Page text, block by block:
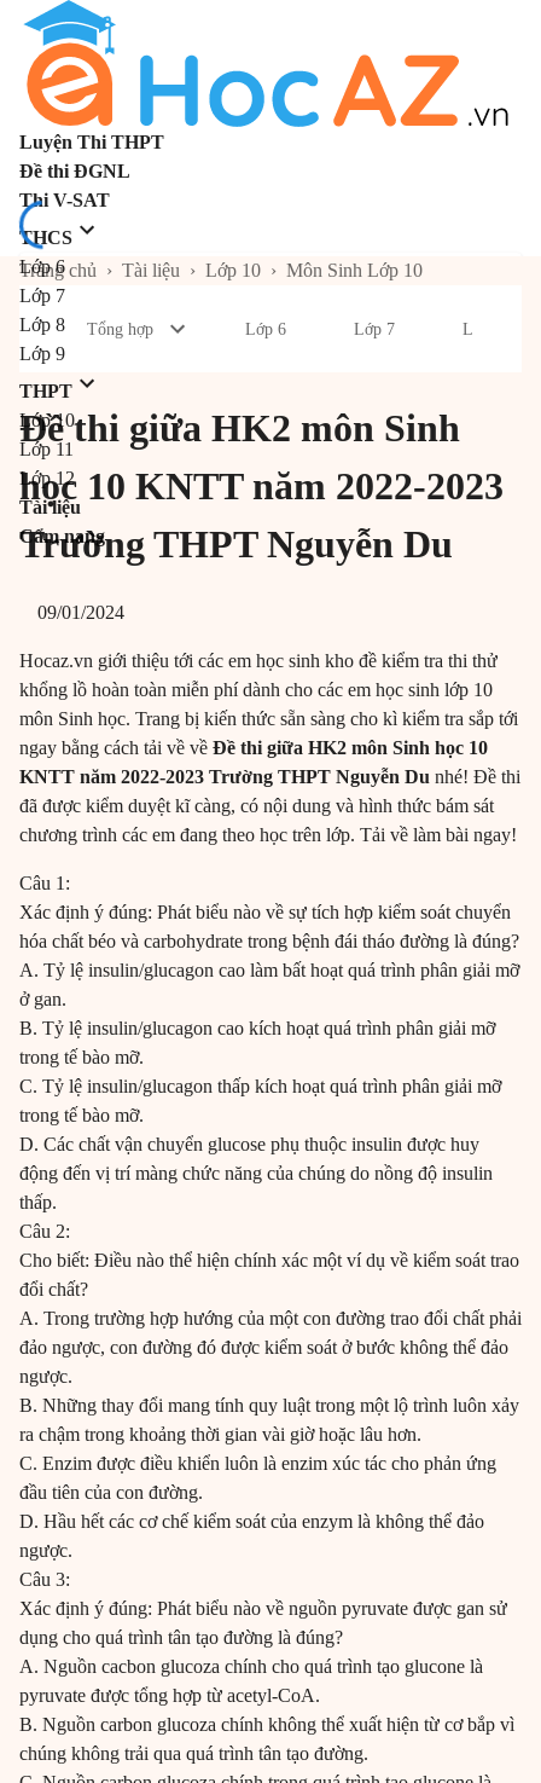
Luyện Thi THPT
Đề thi ĐGNL
Thi V-SAT
THCS
Lớp 6
Lớp 7
Lớp 8
Lớp 9
THPT
Lớp 10
Lớp 11
Lớp 12
Tài liệu
Cẩm nang
Trang chủ › Tài liệu › Lớp 10 › Môn Sinh Lớp 10
Tổng hợp Lớp 6 Lớp 7 Lớp 8
Đề thi giữa HK2 môn Sinh
học 10 KNTT năm 2022-2023
Trường THPT Nguyễn Du
09/01/2024
Hocaz.vn giới thiệu tới các em học sinh kho đề kiểm tra thi thử
khổng lồ hoàn toàn miễn phí dành cho các em học sinh lớp 10
môn Sinh học. Trang bị kiến thức sẵn sàng cho kì kiểm tra sắp tới
ngay bằng cách tải về về Đề thi giữa HK2 môn Sinh học 10
KNTT năm 2022-2023 Trường THPT Nguyễn Du nhé! Đề thi
đã được kiểm duyệt kĩ càng, có nội dung và hình thức bám sát
chương trình các em đang theo học trên lớp. Tải về làm bài ngay!
Câu 1:
Xác định ý đúng: Phát biểu nào về sự tích hợp kiểm soát chuyển
hóa chất béo và carbohydrate trong bệnh đái tháo đường là đúng?
A. Tỷ lệ insulin/glucagon cao làm bất hoạt quá trình phân giải mỡ
ở gan.
B. Tỷ lệ insulin/glucagon cao kích hoạt quá trình phân giải mỡ
trong tế bào mỡ.
C. Tỷ lệ insulin/glucagon thấp kích hoạt quá trình phân giải mỡ
trong tế bào mỡ.
D. Các chất vận chuyển glucose phụ thuộc insulin được huy
động đến vị trí màng chức năng của chúng do nồng độ insulin
thấp.
Câu 2:
Cho biết: Điều nào thể hiện chính xác một ví dụ về kiểm soát trao
đổi chất?
A. Trong trường hợp hướng của một con đường trao đổi chất phải
đảo ngược, con đường đó được kiểm soát ở bước không thể đảo
ngược.
B. Những thay đổi mang tính quy luật trong một lộ trình luôn xảy
ra chậm trong khoảng thời gian vài giờ hoặc lâu hơn.
C. Enzim được điều khiển luôn là enzim xúc tác cho phản ứng
đầu tiên của con đường.
D. Hầu hết các cơ chế kiểm soát của enzym là không thể đảo
ngược.
Câu 3:
Xác định ý đúng: Phát biểu nào về nguồn pyruvate được gan sử
dụng cho quá trình tân tạo đường là đúng?
A. Nguồn cacbon glucoza chính cho quá trình tạo glucone là
pyruvate được tổng hợp từ acetyl-CoA.
B. Nguồn carbon glucoza chính không thể xuất hiện từ cơ bắp vì
chúng không trải qua quá trình tân tạo đường.